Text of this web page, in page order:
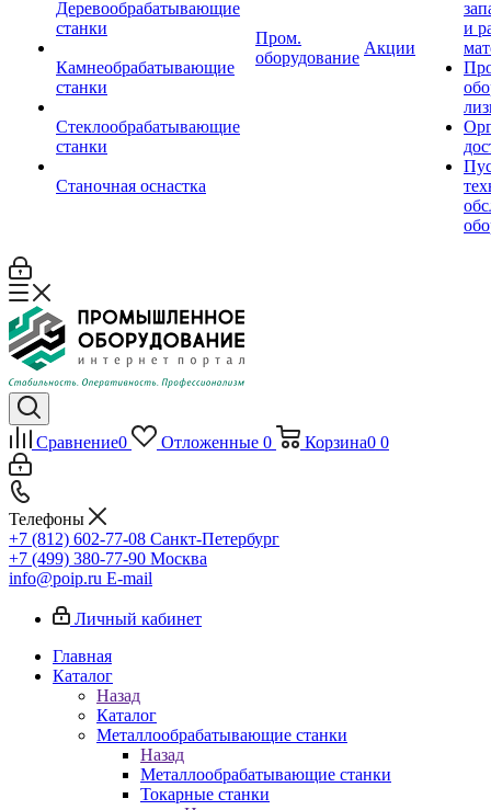
Деревообрабатывающие
станки
Камнеобрабатывающие
станки
Стеклообрабатывающие
станки
Станочная оснастка
Пром.
оборудование
Акции
и
Сравнение0 Отложенные 0 Корзина0 0
Телефоны
+7 (812) 602-77-08 Санкт-Петербург
+7 (499) 380-77-90 Москва
info@poip.ru E-mail
Личный кабинет
Главная
Каталог
Назад
Каталог
Металлообрабатывающие станки
Назад
Металлообрабатывающие станки
Токарные станки